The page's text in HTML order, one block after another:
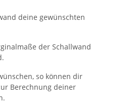
deine gewünschten
der Schallwand
so können dir
Berechnung deiner